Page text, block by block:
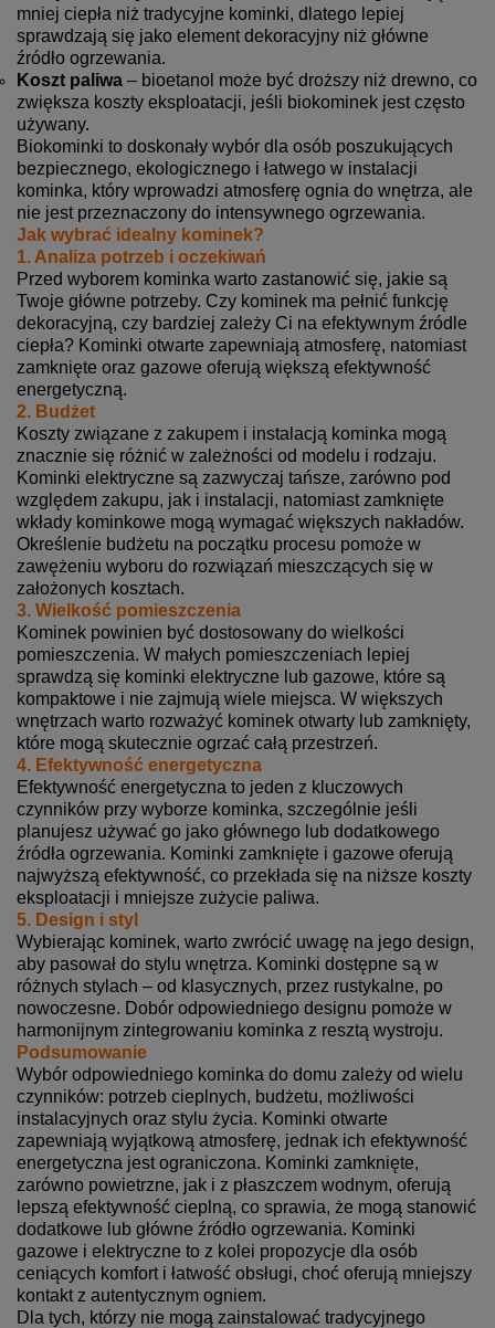
mniej ciepła niż tradycyjne kominki, dlatego lepiej
sprawdzają się jako element dekoracyjny niż główne
źródło ogrzewania.
Koszt paliwa – bioetanol może być droższy niż drewno, co
zwiększa koszty eksploatacji, jeśli biokominek jest często
używany.
Biokominki to doskonały wybór dla osób poszukujących
bezpiecznego, ekologicznego i łatwego w instalacji
kominka, który wprowadzi atmosferę ognia do wnętrza, ale
nie jest przeznaczony do intensywnego ogrzewania.
Jak wybrać idealny kominek?
1. Analiza potrzeb i oczekiwań
Przed wyborem kominka warto zastanowić się, jakie są
Twoje główne potrzeby. Czy kominek ma pełnić funkcję
dekoracyjną, czy bardziej zależy Ci na efektywnym źródle
ciepła? Kominki otwarte zapewniają atmosferę, natomiast
zamknięte oraz gazowe oferują większą efektywność
energetyczną.
2. Budżet
Koszty związane z zakupem i instalacją kominka mogą
znacznie się różnić w zależności od modelu i rodzaju.
Kominki elektryczne są zazwyczaj tańsze, zarówno pod
względem zakupu, jak i instalacji, natomiast zamknięte
wkłady kominkowe mogą wymagać większych nakładów.
Określenie budżetu na początku procesu pomoże w
zawężeniu wyboru do rozwiązań mieszczących się w
założonych kosztach.
3. Wielkość pomieszczenia
Kominek powinien być dostosowany do wielkości
pomieszczenia. W małych pomieszczeniach lepiej
sprawdzą się kominki elektryczne lub gazowe, które są
kompaktowe i nie zajmują wiele miejsca. W większych
wnętrzach warto rozważyć kominek otwarty lub zamknięty,
które mogą skutecznie ogrzać całą przestrzeń.
4. Efektywność energetyczna
Efektywność energetyczna to jeden z kluczowych
czynników przy wyborze kominka, szczególnie jeśli
planujesz używać go jako głównego lub dodatkowego
źródła ogrzewania. Kominki zamknięte i gazowe oferują
najwyższą efektywność, co przekłada się na niższe koszty
eksploatacji i mniejsze zużycie paliwa.
5. Design i styl
Wybierając kominek, warto zwrócić uwagę na jego design,
aby pasował do stylu wnętrza. Kominki dostępne są w
różnych stylach – od klasycznych, przez rustykalne, po
nowoczesne. Dobór odpowiedniego designu pomoże w
harmonijnym zintegrowaniu kominka z resztą wystroju.
Podsumowanie
Wybór odpowiedniego kominka do domu zależy od wielu
czynników: potrzeb cieplnych, budżetu, możliwości
instalacyjnych oraz stylu życia. Kominki otwarte
zapewniają wyjątkową atmosferę, jednak ich efektywność
energetyczna jest ograniczona. Kominki zamknięte,
zarówno powietrzne, jak i z płaszczem wodnym, oferują
lepszą efektywność cieplną, co sprawia, że mogą stanowić
dodatkowe lub główne źródło ogrzewania. Kominki
gazowe i elektryczne to z kolei propozycje dla osób
ceniących komfort i łatwość obsługi, choć oferują mniejszy
kontakt z autentycznym ogniem.
Dla tych, którzy nie mogą zainstalować tradycyjnego